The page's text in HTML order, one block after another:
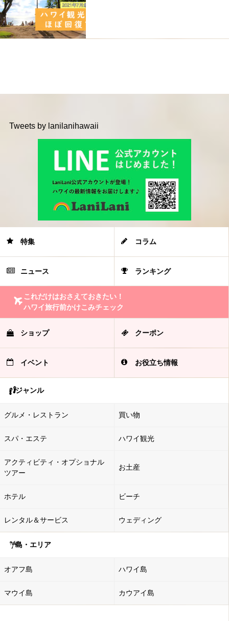
Tweets by lanilanihawaii
特集 コラム
ニュース ランキング
これだけはおさえておきたい！
ハワイ旅行前かけこみチェック
ショップ クーポン
イベント お役立ち情報
ジャンル
グルメ・レストラン 買い物
スパ・エステ ハワイ観光
アクティビティ・オプショナル
ツアー
お土産
ホテル ビーチ
レンタル＆サービス ウェディング
島・エリア
オアフ島 ハワイ島
マウイ島 カウアイ島